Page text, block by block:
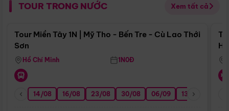
TOUR TRONG NƯỚC Xem tất cả
Điểm nổi bật
Tour Miền Tây 1N | Mỹ Tho - Bến Tre - Cù Lao Thới
Sơn
Hồ Chí Minh 1N0Đ
14/08 16/08 23/08 30/08 06/09 13/09